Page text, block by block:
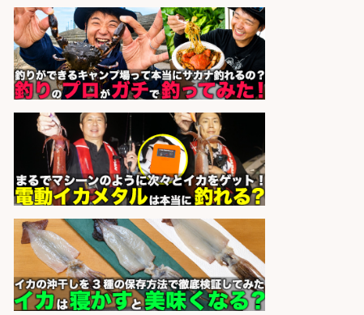
市場上場
会社名 株式会社フーディソン
sponsored by 求人ボックス
コンビニ/広島県/調理なし・軽作業
スタート お魚のパック詰め 品出し/
週4日から勤務OK/希望休が取得で
きる
会社名 株式会社ホットスタッフ五日市
レジカウンター/お釣りの計算不要
の簡単レジ 未経験も安心の研修あり
1日2h